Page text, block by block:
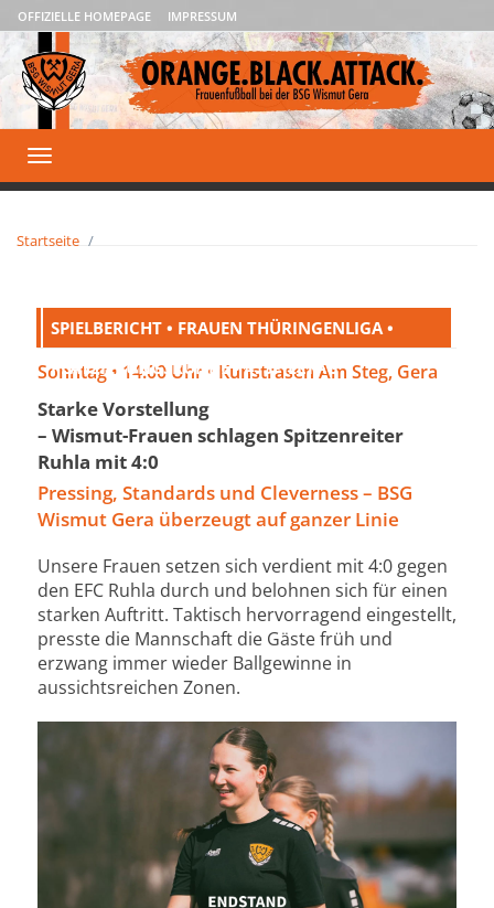
OFFIZIELLE HOMEPAGE IMPRESSUM
Toggle
navigation
Startseite
SPIELBERICHT • FRAUEN THÜRINGENLIGA •
PLATZIERUNGSRUNDE • 4. SPIELTAG
Sonntag • 14:00 Uhr • Kunstrasen Am Steg, Gera
Starke Vorstellung
– Wismut-Frauen schlagen Spitzenreiter
Ruhla mit 4:0
Pressing, Standards und Cleverness – BSG
Wismut Gera überzeugt auf ganzer Linie
Unsere Frauen setzen sich verdient mit 4:0 gegen
den EFC Ruhla durch und belohnen sich für einen
starken Auftritt. Taktisch hervorragend eingestellt,
presste die Mannschaft die Gäste früh und
erzwang immer wieder Ballgewinne in
aussichtsreichen Zonen.